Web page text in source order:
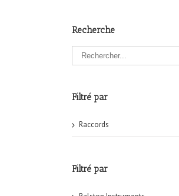
Recherche
Filtré par
Raccords
Filtré par